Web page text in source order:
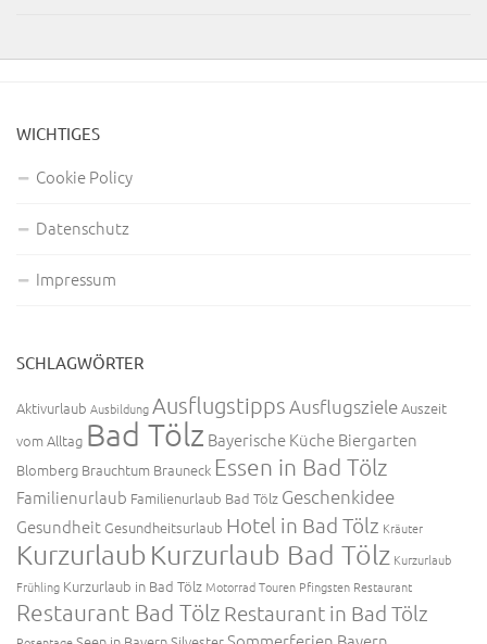
WICHTIGES
Cookie Policy
Datenschutz
Impressum
SCHLAGWÖRTER
Aktivurlaub Ausbildung AusflugstippsAusflugszieleAuszeit
vom Alltag Bad Tölz Bayerische KücheBiergarten
Blomberg Brauchtum Brauneck Essen in Bad Tölz
Familienurlaub Familienurlaub Bad Tölz Geschenkidee
Gesundheit Gesundheitsurlaub Hotel in Bad Tölz Kräuter
Kurzurlaub Kurzurlaub Bad Tölz Kurzurlaub
Frühling Kurzurlaub in Bad Tölz Motorrad Touren Pfingsten Restaurant
Restaurant Bad Tölz Restaurant in Bad Tölz